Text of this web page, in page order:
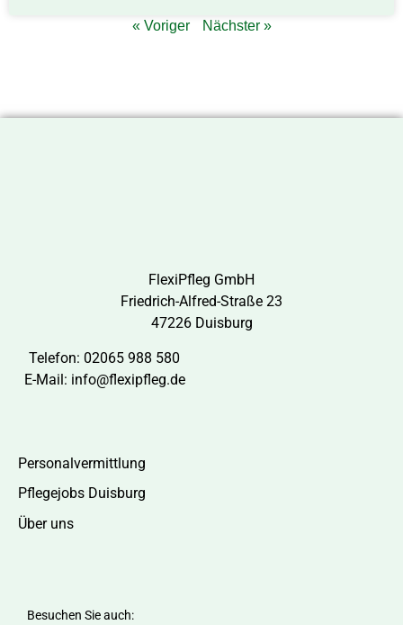
« Voriger Nächster »
FlexiPfleg GmbH
Friedrich-Alfred-Straße 23
47226 Duisburg
Telefon: 02065 988 580
E-Mail: info@flexipfleg.de
Personalvermittlung
Pflegejobs Duisburg
Über uns
Besuchen Sie auch: